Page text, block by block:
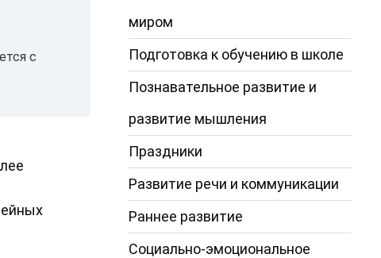
с
миром
Подготовка к обучению в школе
Познавательное развитие и
развитие мышления
Праздники
Развитие речи и коммуникации
Раннее развитие
Социально-эмоциональное